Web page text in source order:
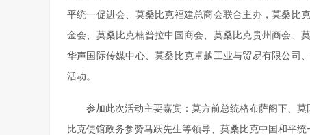
平统一促进会、莫桑比克福建总商会联合主办，莫桑比
金会、莫桑比克楠普拉中国商会、莫桑比克贵州商会、
华声国际传媒中心、莫桑比克卓越工业与贸易有限公司
活动。
参加此次活动主要嘉宾：莫方前总统格布萨阁下、
比克使馆政务参赞马跃先生等领导、莫桑比克中国和平